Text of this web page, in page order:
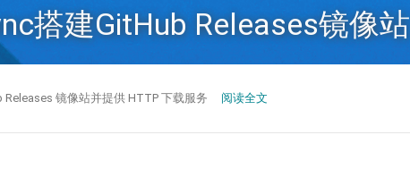
搭建GitHub Releases镜像站
Releases 镜像站并提供 HTTP 下载服务 阅读全文